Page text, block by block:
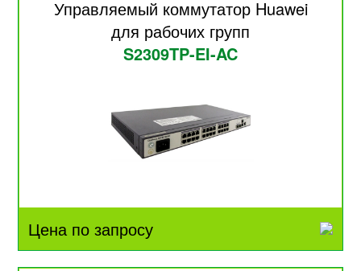
Управляемый коммутатор Huawei
для рабочих групп
S2309TP-EI-AC
Цена по запросу